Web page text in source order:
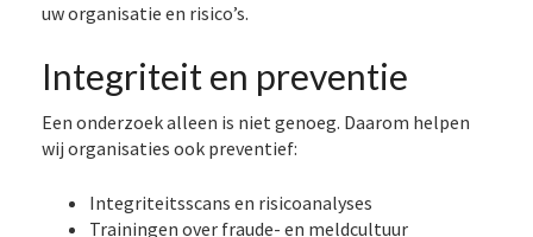
uw organisatie en risico’s.
Integriteit en preventie
Een onderzoek alleen is niet genoeg. Daarom helpen
wij organisaties ook preventief:
Integriteitsscans en risicoanalyses
Trainingen over fraude- en meldcultuur